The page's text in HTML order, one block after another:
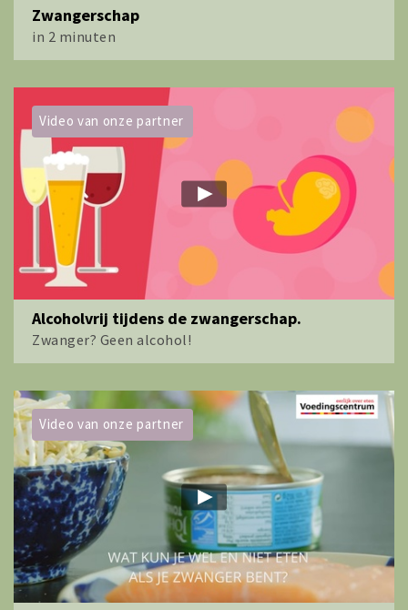
Zwangerschap
in 2 minuten
Video van onze partner
Alcoholvrij tijdens de zwangerschap.
Zwanger? Geen alcohol!
Video van onze partner